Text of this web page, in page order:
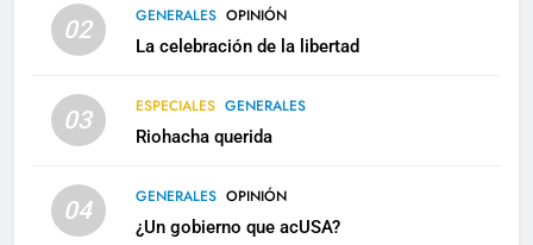
02 GENERALES OPINIÓN
La celebración de la libertad
03 ESPECIALES GENERALES
Riohacha querida
04 GENERALES OPINIÓN
¿Un gobierno que acUSA?